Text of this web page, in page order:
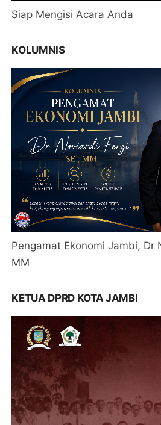
Siap Mengisi Acara Anda
KOLUMNIS
Pengamat Ekonomi Jambi, Dr
MM
KETUA DPRD KOTA JAMBI